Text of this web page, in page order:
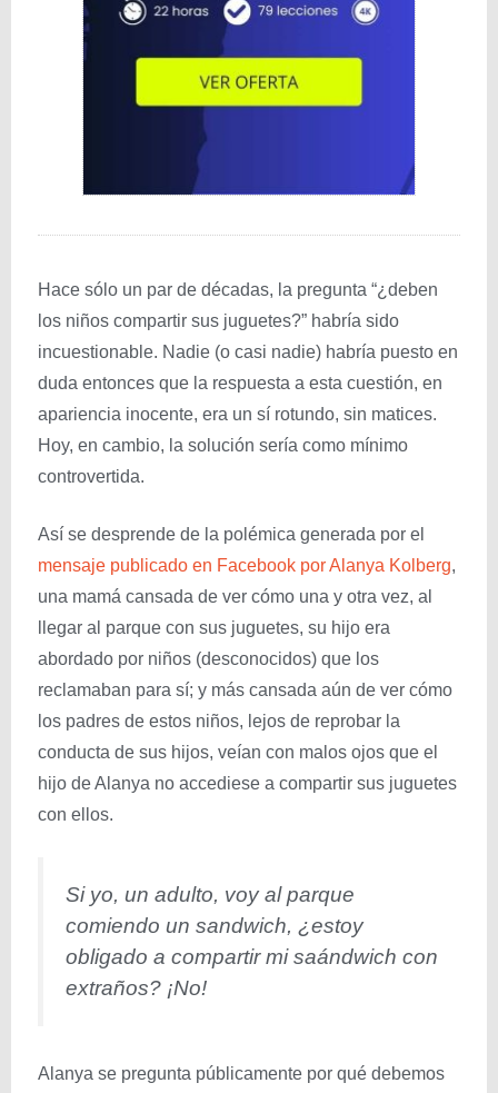
Hace sólo un par de décadas, la pregunta “¿deben
los niños compartir sus juguetes?” habría sido
incuestionable. Nadie (o casi nadie) habría puesto en
duda entonces que la respuesta a esta cuestión, en
apariencia inocente, era un sí rotundo, sin matices.
Hoy, en cambio, la solución sería como mínimo
controvertida.
Así se desprende de la polémica generada por el
mensaje publicado en Facebook por Alanya Kolberg,
una mamá cansada de ver cómo una y otra vez, al
llegar al parque con sus juguetes, su hijo era
abordado por niños (desconocidos) que los
reclamaban para sí; y más cansada aún de ver cómo
los padres de estos niños, lejos de reprobar la
conducta de sus hijos, veían con malos ojos que el
hijo de Alanya no accediese a compartir sus juguetes
con ellos.
Si yo, un adulto, voy al parque
comiendo un sandwich, ¿estoy
obligado a compartir mi saándwich con
extraños? ¡No!
Alanya se pregunta públicamente por qué debemos